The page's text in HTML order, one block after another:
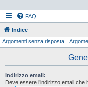
FAQ
Indice
Argomenti senza risposta
Indirizzo email:
Deve essere l’indirizzo email che